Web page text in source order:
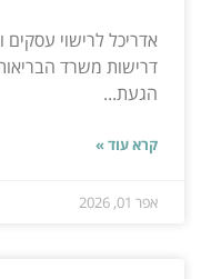
אדריכל לרישוי עסקים
דרישות משרד
הגעת...
קרא עוד »
אפר 01, 2026